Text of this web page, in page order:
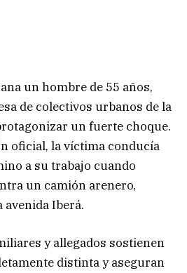
un hombre de 55 años,
de colectivos urbanos de la
un fuerte choque.
oficial, la víctima conducía
a su trabajo cuando
un camión arenero,
avenida Iberá.
y allegados sostienen
distinta y aseguran